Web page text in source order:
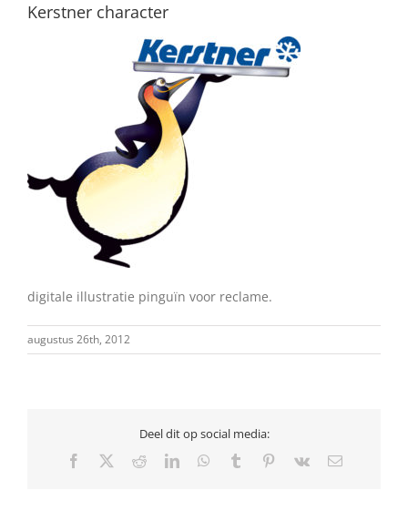
Kerstner character
digitale illustratie pinguïn voor reclame.
augustus 26th, 2012
Deel dit op social media:
Facebook RedditLinkedInWhatsApp
Tumblr Pinterest
Vk
E-